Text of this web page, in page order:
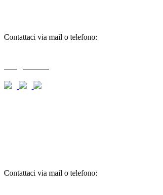
Contattaci via mail o telefono:
Contattaci via mail o telefono: